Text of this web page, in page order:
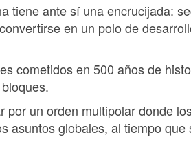
tiene ante sí una encrucijada:
en un polo de
cometidos en 500 años de
por un orden multipolar donde
asuntos globales, al tiempo que